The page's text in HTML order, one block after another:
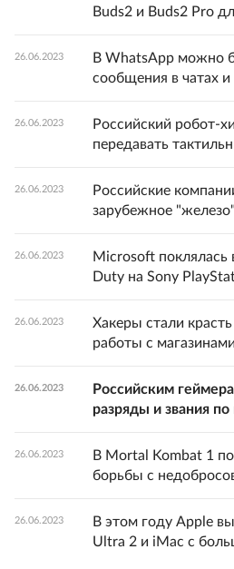
Buds2 и Buds2 Pro
26.06.2023
В WhatsApp можно
сообщения в чатах и
26.06.2023
Российский робот-
передавать
26.06.2023
Российские
зарубежное "железо"
26.06.2023
Microsoft поклялась
Duty на Sony
26.06.2023
Хакеры стали
работы с
26.06.2023
Российским
разряды и звания
26.06.2023
В Mortal Kombat 1
борьбы с
26.06.2023
В этом году Apple
Ultra 2 и iMac с